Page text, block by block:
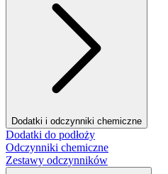
Dodatki i odczynniki chemiczne
Dodatki do podłoży
Odczynniki chemiczne
Zestawy odczynników